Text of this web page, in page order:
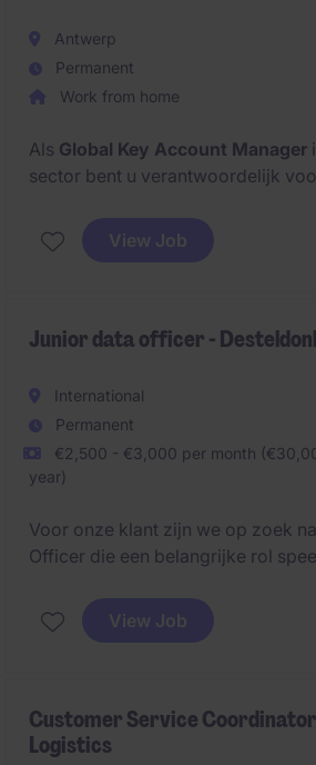
Antwerp
Permanent
Work from home
Als Global Key Account Manager
sector bent u verantwoordelijk
cruciale rol in het waarborgen van
en het stimuleren van
View Job
Junior data officer -
International
Permanent
€2,500 - €3,000 per month
year)
Voor onze klant zijn we op zoek
Officer die een belangrijke rol
gegevensstromen. In deze functie
analyse, rapportering en
View Job
Customer Service
Logistics